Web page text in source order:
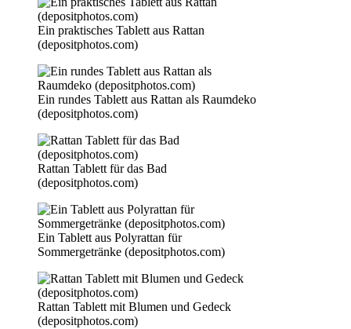
Ein praktisches Tablett aus Rattan
(depositphotos.com)
Ein rundes Tablett aus Rattan als Raumdeko
(depositphotos.com)
Rattan Tablett für das Bad
(depositphotos.com)
Ein Tablett aus Polyrattan für
Sommergetränke (depositphotos.com)
Rattan Tablett mit Blumen und Gedeck
(depositphotos.com)